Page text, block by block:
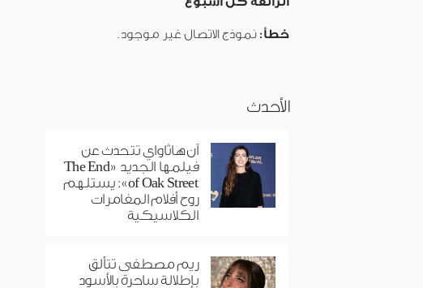
خطأ: نموذج الاتصال غير موجود.
الأحدث
آن هاثاواي تتحدث عن
فيلمها الجديد «The End
of Oak Street»: يستلهم
روح أفلام المغامرات
الكلاسيكية
ريم مصطفى تتألق
بإطلالة ساحرة بالأسود